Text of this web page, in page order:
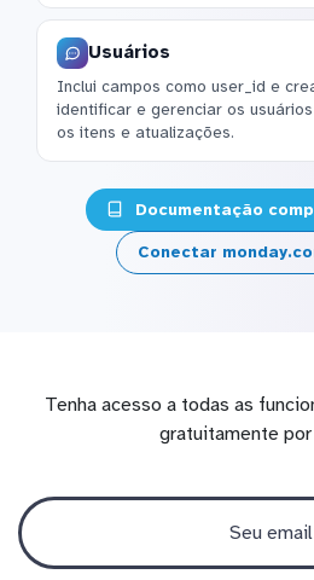
Usuários
Inclui campos como user_id e
identificar e gerenciar os
os itens e atualizações.
Documentação
Conectar
Tenha acesso a todas as
gratuitamente